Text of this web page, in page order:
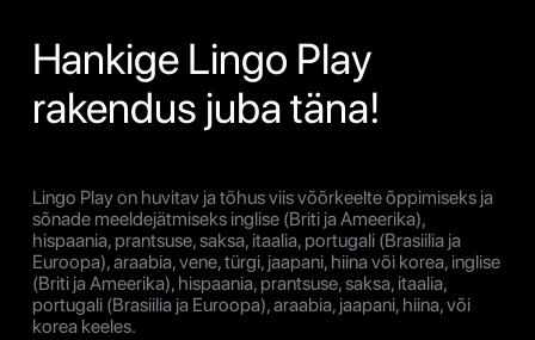
Hankige Lingo Play
rakendus juba täna!
Lingo Play on huvitav ja tõhus viis võõrkeelte õppimiseks ja
sõnade meeldejätmiseks inglise (Briti ja Ameerika),
hispaania, prantsuse, saksa, itaalia, portugali (Brasiilia ja
Euroopa), araabia, vene, türgi, jaapani, hiina või korea, inglise
(Briti ja Ameerika), hispaania, prantsuse, saksa, itaalia,
portugali (Brasiilia ja Euroopa), araabia, jaapani, hiina, või
korea keeles.